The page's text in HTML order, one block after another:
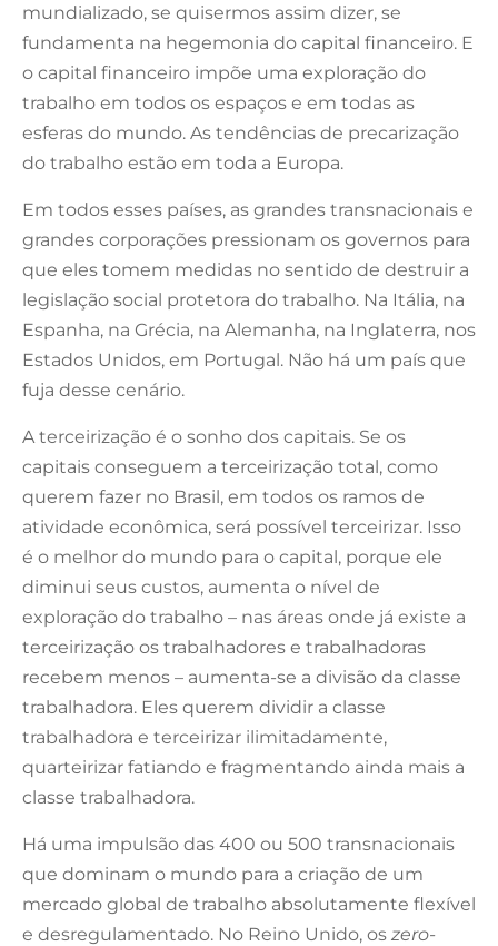
mundializado, se quisermos assim dizer, se
fundamenta na hegemonia do capital financeiro. E
o capital financeiro impõe uma exploração do
trabalho em todos os espaços e em todas as
esferas do mundo. As tendências de precarização
do trabalho estão em toda a Europa.
Em todos esses países, as grandes transnacionais e
grandes corporações pressionam os governos para
que eles tomem medidas no sentido de destruir a
legislação social protetora do trabalho. Na Itália, na
Espanha, na Grécia, na Alemanha, na Inglaterra, nos
Estados Unidos, em Portugal. Não há um país que
fuja desse cenário.
A terceirização é o sonho dos capitais. Se os
capitais conseguem a terceirização total, como
querem fazer no Brasil, em todos os ramos de
atividade econômica, será possível terceirizar. Isso
é o melhor do mundo para o capital, porque ele
diminui seus custos, aumenta o nível de
exploração do trabalho – nas áreas onde já existe a
terceirização os trabalhadores e trabalhadoras
recebem menos – aumenta-se a divisão da classe
trabalhadora. Eles querem dividir a classe
trabalhadora e terceirizar ilimitadamente,
quarteirizar fatiando e fragmentando ainda mais a
classe trabalhadora.
Há uma impulsão das 400 ou 500 transnacionais
que dominam o mundo para a criação de um
mercado global de trabalho absolutamente flexível
e desregulamentado. No Reino Unido, os zero-